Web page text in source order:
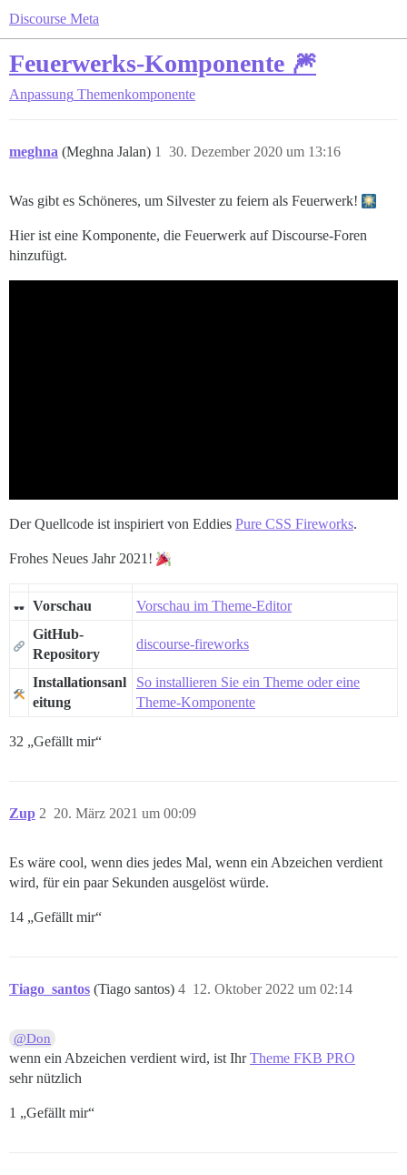
Discourse Meta
Feuerwerks-Komponente 🎆
Anpassung Themenkomponente
meghna (Meghna Jalan) 30. Dezember 2020 um 13:16
1
Was gibt es Schöneres, um Silvester zu feiern als Feuerwerk!
Hier ist eine Komponente, die Feuerwerk auf Discourse-Foren
hinzufügt.
Der Quellcode ist inspiriert von Eddies Pure CSS Fireworks.
Frohes Neues Jahr 2021!
Vorschau
Vorschau im Theme-Editor
GitHub-
Repository
discourse-fireworks
Installationsanl
eitung
So installieren Sie ein Theme oder eine
Theme-Komponente
32 „Gefällt mir“
Zup 20. März 2021 um 00:09
2
Es wäre cool, wenn dies jedes Mal, wenn ein Abzeichen verdient
wird, für ein paar Sekunden ausgelöst würde.
14 „Gefällt mir“
Tiago_santos (Tiago santos) 12. Oktober 2022 um 02:14
4
@Don
wenn ein Abzeichen verdient wird, ist IhrTheme FKB PRO
sehr nützlich
1 „Gefällt mir“